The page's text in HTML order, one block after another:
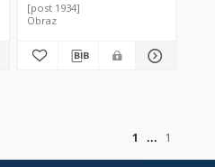
[post 1934]
Obraz
1
1